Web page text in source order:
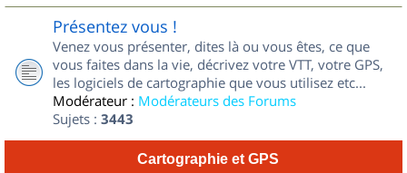
Présentez vous !
Venez vous présenter, dites là ou vous êtes, ce que
vous faites dans la vie, décrivez votre VTT, votre GPS,
les logiciels de cartographie que vous utilisez etc...
Modérateur : Modérateurs des Forums
Sujets : 3443
Cartographie et GPS